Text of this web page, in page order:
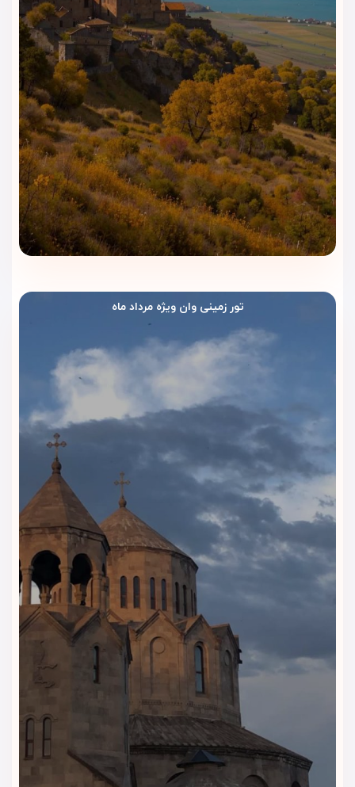
امکانات رفاهی و تفریحی هتل
نیلز وان | اقامتی راحت، مدرن و
بی‌دغدغه
هتل نیلز وان (Nil’s Hotel Van)
تنها به اقامت محدود نمی‌شود؛
بلکه تجربه‌ای کامل از آرامش، خدمات حرفه‌ای و رفاه را برای مهمانان
خود فراهم کرده است. این مجموعه با طراحی هوشمندانه و امکانات
متنوع، شرایطی فراهم کرده تا مسافران چه برای استراحت آمده
باشند چه برای خرید و گردش، هیچ کمبودی احساس نکنند.
خدمات رفاهی و امکانات عمومی
در بدو ورود به لابی مدرن هتل، رفتار صمیمی و خوش‌برخورد
کارکنان باعث می‌شود حس اعتماد و آرامش در همان لحظه اول
لابی بزرگ با مبلمان راحت، نور طبیعی و اینترنت رایگان، محیطی
مناسب برای انتظار یا گفتگو با همراهان ایجاد کرده است.
با کارکنان مسلط به زبان فارسی و انگلیسی
خدمات اتاق (Room Service)
خشکشویی و اتوشویی سریعبرای مهمانانی که سفر طولانی دارند
صندوق امانات و انبار چمدان
برای نگهداری وسایل با اطمینان کامل
پارکینگ اختصاصی رایگان
برای خودروهای شخصی مهمانان
🏋️ امکانات تفریحی و سلامتی
اگرچه هتل نیلز وان بیشتر بر اقامت شهری تمرکز دارد، اما امکاناتی
برای حفظ نشاط و سلامت مهمانان نیز در نظر گرفته شده است.
فضای استراحت با صندلی‌های راحت و نوشیدنی‌های سبک
برنامه‌های گشت شهری و رزرو تورهای محلی با همکاری
اینترنت و ارتباطات
دسترسی بهWi-Fi پرسرعت رایگان
در تمامی نقاط هتل، از اتاق‌ها
تا لابی، امکان ارتباط آسان با خانواده یا انجام کارهای روزمره را
تور زمینی وان ویژه مرداد ماه